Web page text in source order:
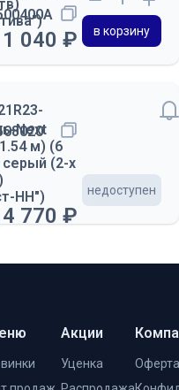
1 040 ₽ в корзину
Next
м) (6
(2-х
НН")
770 ₽
недоступен
Акции
Уценка
Оферта